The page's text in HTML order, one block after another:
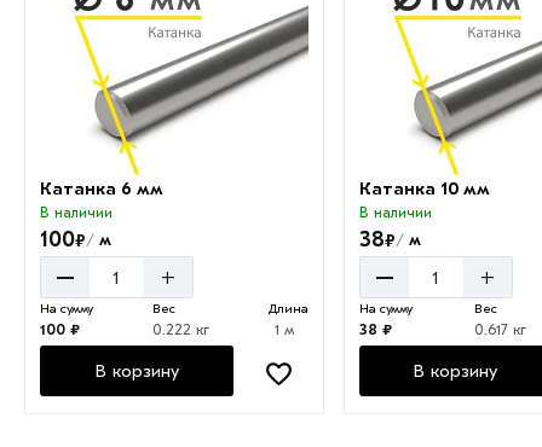
Катанка 6 мм
В наличии
100₽/ м
– +
На сумму
100 ₽
Вес
0.222 кг
Длина
1 м
В корзину
Катанка 10 мм
В наличии
38₽/ м
– +
На сумму
38 ₽
Вес
0.617 кг
В корзину